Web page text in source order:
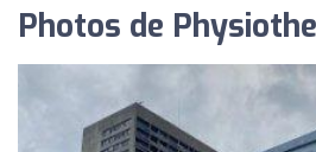
Photos de